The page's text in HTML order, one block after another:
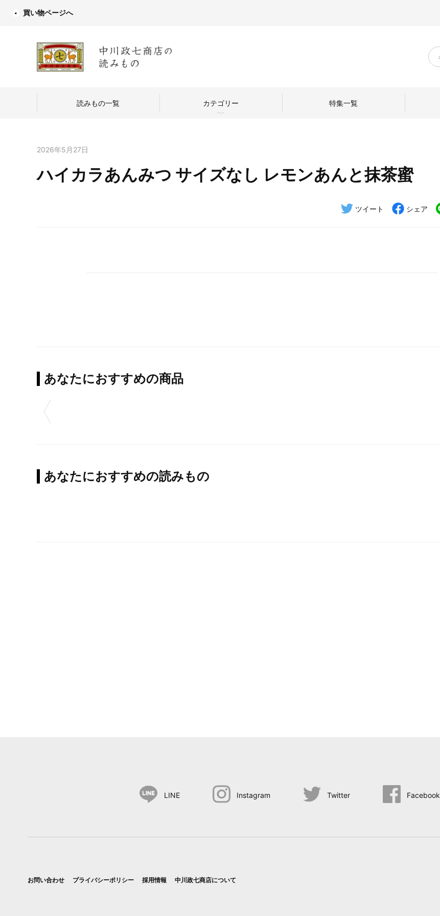
買い物ページへ
キ
ー
読みもの一覧 カテゴリー
中川政七商店のものづくり 日本の暮らし 中川政七商店のひと
特集一覧
2026年5月27日
ハイカラあんみつ サイズなし レモンあんと抹茶蜜
ツイート シェア
あなたにおすすめの商品
あなたにおすすめの読みもの
LINE Instagram Twitter Facebook
お問い合わせ プライバシーポリシー 採用情報 中川政七商店について